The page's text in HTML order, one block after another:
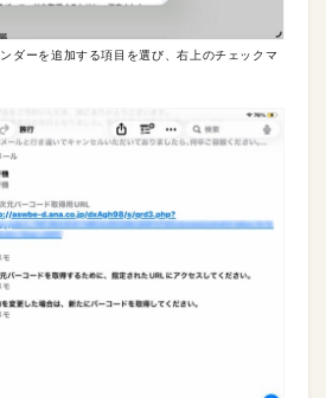
ダーを追加する項目を選び、右上のチェックマ